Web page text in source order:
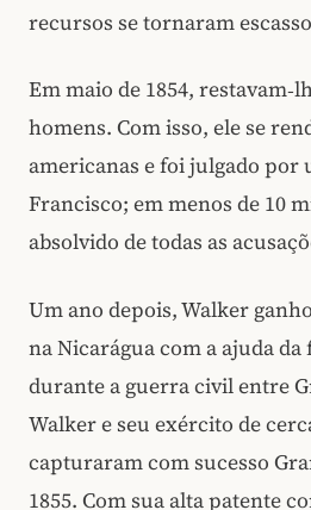
recursos se tornaram
Em maio de 1854,
homens. Com isso, ele se
americanas e foi julgado por
Francisco; em menos de 10
absolvido de todas as
Um ano depois, Walker
na Nicarágua com a ajuda da
durante a guerra civil entre
Walker e seu exército de
capturaram com sucesso
1855. Com sua alta patente